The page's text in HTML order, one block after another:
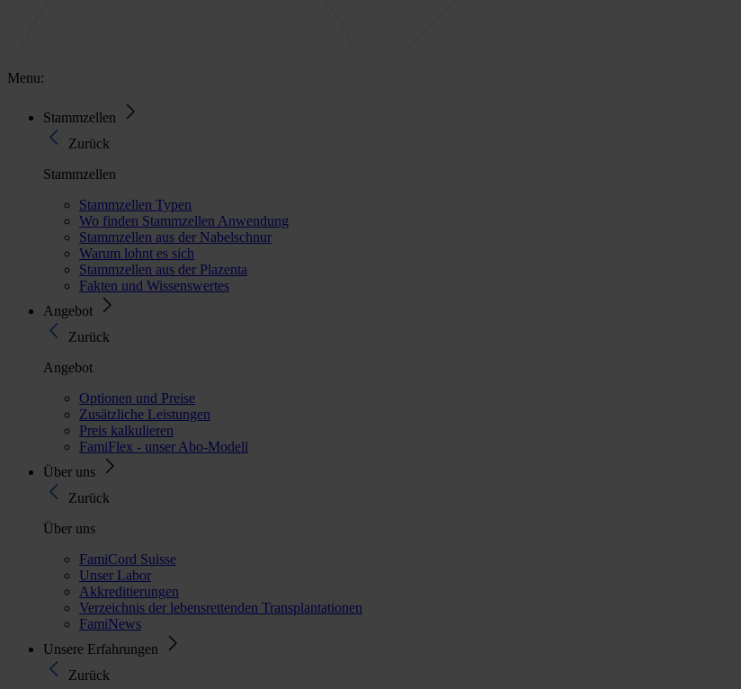
Menu:
Stammzellen
Zurück
Stammzellen
Stammzellen Typen
Wo finden Stammzellen Anwendung
Stammzellen aus der Nabelschnur
Warum lohnt es sich
Stammzellen aus der Plazenta
Fakten und Wissenswertes
Angebot
Zurück
Angebot
Optionen und Preise
Zusätzliche Leistungen
Preis kalkulieren
FamiFlex - unser Abo-Modell
Über uns
Zurück
Über uns
FamiCord Suisse
Unser Labor
Akkreditierungen
Verzeichnis der lebensrettenden Transplantationen
FamiNews
Unsere Erfahrungen
Zurück